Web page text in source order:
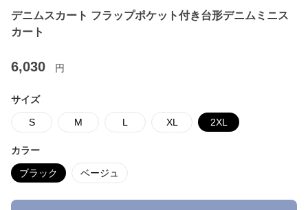
デニムスカート フラップポケット付き台形デニムミニス
カート
6,030 円
サイズ
S M L XL 2XL
カラー
ブラック ベージュ